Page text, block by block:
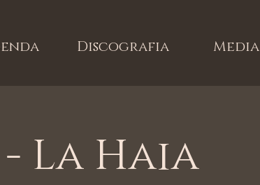
Discografia Media
- La Haia